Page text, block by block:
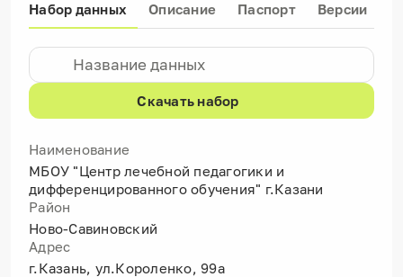
Набор данных Описание Паспорт Версии
Скачать набор
Наименование
МБОУ "Центр лечебной педагогики и
дифференцированного обучения" г.Казани
Район
Ново-Савиновский
Адрес
г.Казань, ул.Короленко, 99а